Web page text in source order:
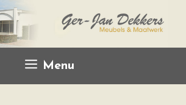
Menu